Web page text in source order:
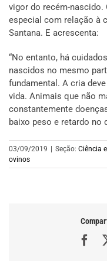
vigor do recém-nascido.
especial com relação à
Santana. E acrescenta:
“No entanto, há
nascidos no mesmo
fundamental. A cria
vida. Animais que não
constantemente
baixo peso e retardo no
03/09/2019 Seção: Ciência
ovinos